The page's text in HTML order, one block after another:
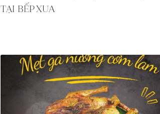
TẠI BẾP XƯA